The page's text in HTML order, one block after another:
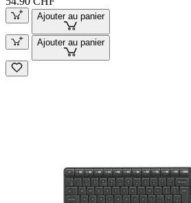
Ajouter au panier
Ajouter au panier